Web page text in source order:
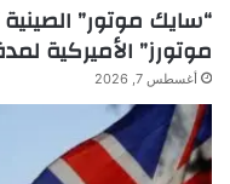
“سايك موتور”
موتورز” الأميركية لمدة 20
أغسطس 7, 2026